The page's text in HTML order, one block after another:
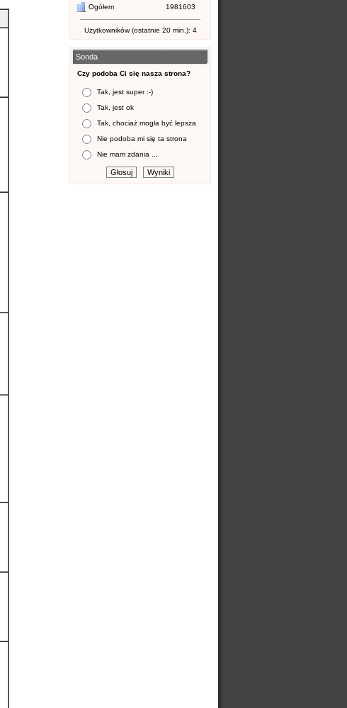
Ogółem 1981603
Użytkowników (ostatnie 20 min.): 4
Sonda
Czy podoba Ci się nasza strona?
Tak, jest super :-)
Tak, jest ok
Tak, chociaż mogła być lepsza
Nie podoba mi się ta strona
Nie mam zdania ...